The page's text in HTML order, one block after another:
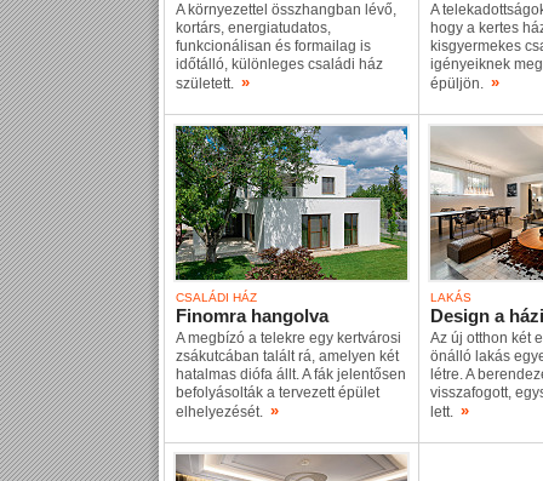
A környezettel összhangban lévő,
kortárs, energiatudatos,
funkcionálisan és formailag is
időtálló, különleges családi ház
született. »
A
hogy a kertes
kisgyermekes
igényeiknek
épüljön. »
CSALÁDI HÁZ
Finomra hangolva
A megbízó a telekre egy kertvárosi
zsákutcában talált rá, amelyen két
hatalmas diófa állt. A fák jelentősen
befolyásolták a tervezett épület
elhelyezését. »
LAKÁS
Design a
Az új otthon két
önálló lakás
létre. A
visszafogott,
lett. »